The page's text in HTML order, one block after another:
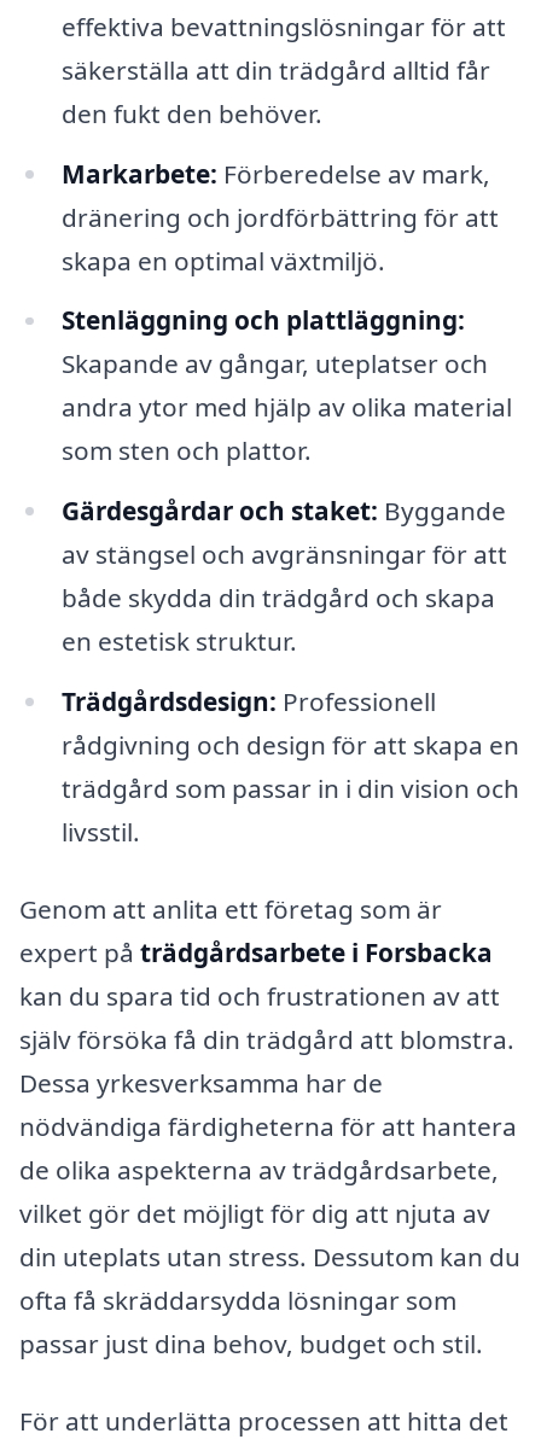
effektiva bevattningslösningar för att
säkerställa att din trädgård alltid får
den fukt den behöver.
Markarbete: Förberedelse av mark,
dränering och jordförbättring för att
skapa en optimal växtmiljö.
Stenläggning och plattläggning:
Skapande av gångar, uteplatser och
andra ytor med hjälp av olika material
som sten och plattor.
Gärdesgårdar och staket: Byggande
av stängsel och avgränsningar för att
både skydda din trädgård och skapa
en estetisk struktur.
Trädgårdsdesign: Professionell
rådgivning och design för att skapa en
trädgård som passar in i din vision och
livsstil.
Genom att anlita ett företag som är
expert på trädgårdsarbete i Forsbacka
kan du spara tid och frustrationen av att
själv försöka få din trädgård att blomstra.
Dessa yrkesverksamma har de
nödvändiga färdigheterna för att hantera
de olika aspekterna av trädgårdsarbete,
vilket gör det möjligt för dig att njuta av
din uteplats utan stress. Dessutom kan du
ofta få skräddarsydda lösningar som
passar just dina behov, budget och stil.
För att underlätta processen att hitta det